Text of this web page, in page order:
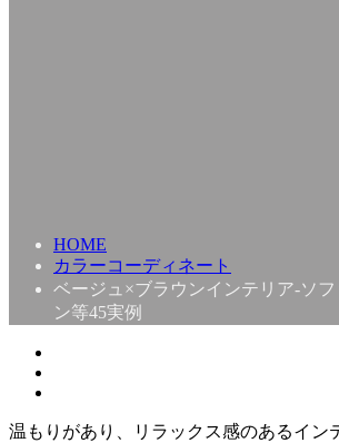
HOME
カラーコーディネート
ベージュ×ブラウンインテリア-ソ
ン等45実例
温もりがあり、リラックス感のあるイン